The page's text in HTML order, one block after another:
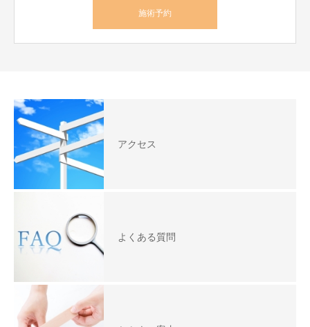
施術予約
アクセス
よくある質問